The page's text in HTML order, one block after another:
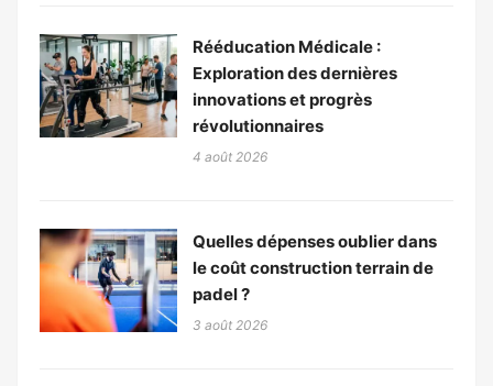
Rééducation Médicale :
Exploration des dernières
innovations et progrès
révolutionnaires
4 août 2026
Quelles dépenses oublier dans
le coût construction terrain de
padel ?
3 août 2026